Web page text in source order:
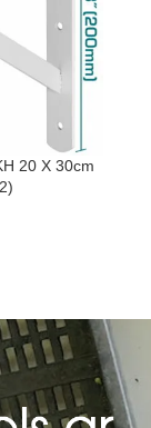
20 Χ 30cm